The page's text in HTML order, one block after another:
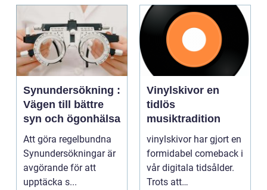
Synundersökning :
Vägen till bättre
syn och ögonhälsa
Att göra regelbundna
Synundersökningar är
avgörande för att
upptäcka s...
Vinylskivor en
tidlös
musiktradition
vinylskivor har gjort en
formidabel comeback i
vår digitala tidsålder.
Trots att